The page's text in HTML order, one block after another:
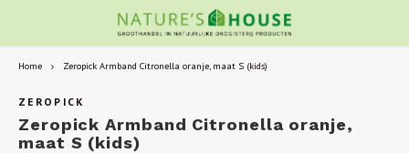
Home Zeropick Armband Citronella oranje, maat S (kids)
ZEROPICK
Zeropick Armband Citronella oranje,
maat S (kids)